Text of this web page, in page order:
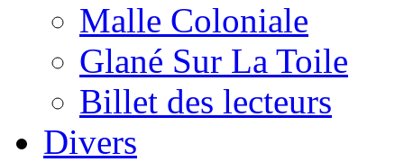
Malle Coloniale
Glané Sur La Toile
Billet des lecteurs
Divers